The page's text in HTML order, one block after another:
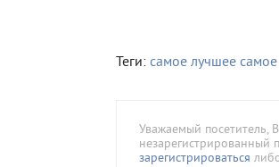
Теги: самое лучшее
Уважаемый посетитель,
незарегистрированный
зарегистрироваться